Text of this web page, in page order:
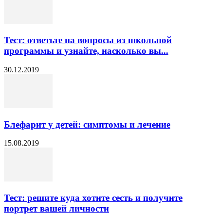
Тест: ответьте на вопросы из школьной
программы и узнайте, насколько вы...
30.12.2019
Блефарит у детей: симптомы и лечение
15.08.2019
Тест: решите куда хотите сесть и получите
портрет вашей личности